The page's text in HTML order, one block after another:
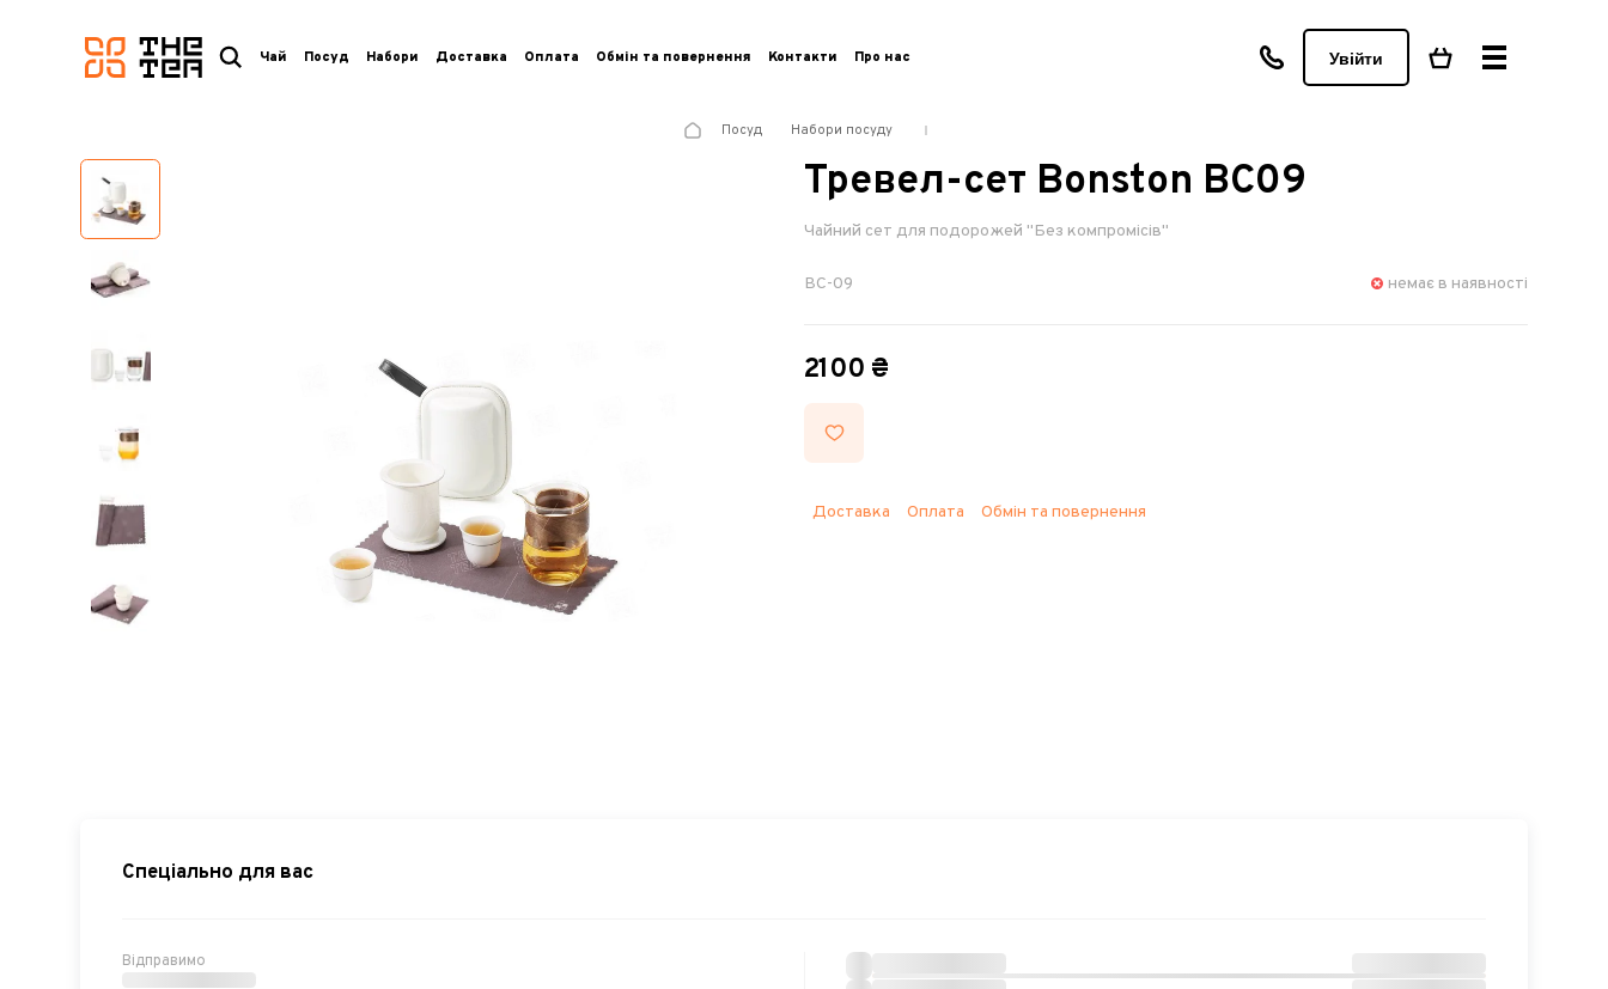
логотип
Чай Посуд Набори Доставка Оплата Обмін та повернення Контакти Про нас Увійти
Посуд Набори посуду
Тревел-сет Bonston BC09
Чайний сет для подорожей "Без компромісів"
BC-09 немає в наявності
2100 ₴
Доставка Оплата Обмін та повернення
Спеціально для вас
Відправимо